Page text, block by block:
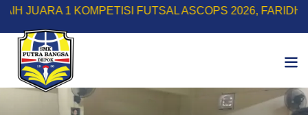
Skip
content
1 KOMPETISI FUTSAL ASCOPS 2026, FARIDH RIZKY